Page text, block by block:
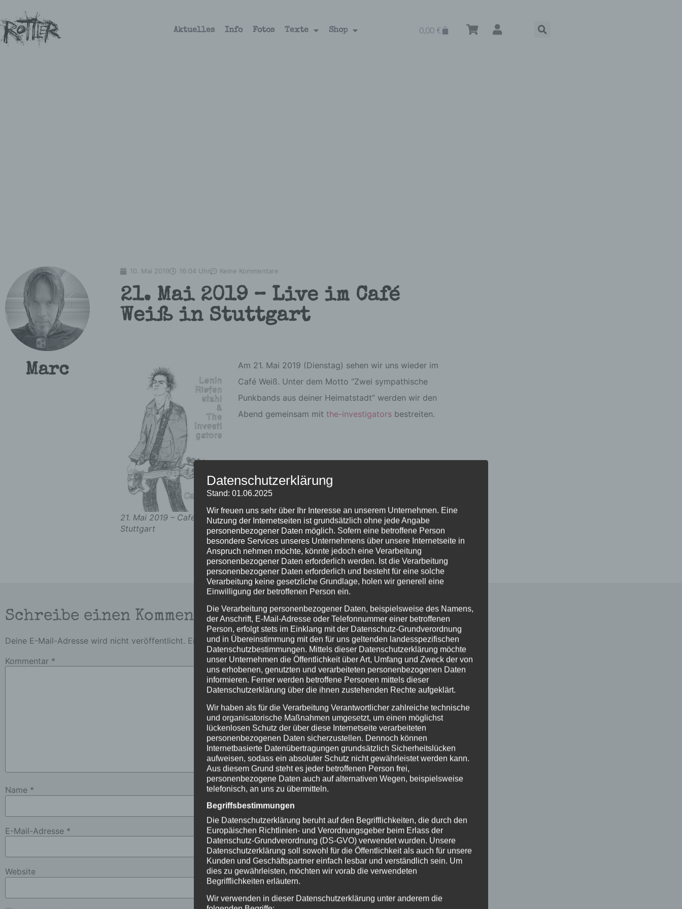
Aktuelles Info Fotos Texte Shop 0,00 €
Marc
10. Mai 2019 16:04 Uhr Keine Kommentare
21. Mai 2019 – Live im Café
Weiß in Stuttgart
21. Mai 2019 – Café Weiß,
Stuttgart
Am 21. Mai 2019 (Dienstag) sehen wir uns wieder im
Café Weiß. Unter dem Motto “Zwei sympathische
Punkbands aus deiner Heimatstadt” werden wir den
Abend gemeinsam mit the-investigators bestreiten.
Schreibe einen Kommentar
Deine E-Mail-Adresse wird nicht veröffentlicht. Erforderliche Felder sind mit*markiert
Kommentar *
Name *
E-Mail-Adresse *
Website
Datenschutzerklärung
Stand: 01.06.2025
Wir freuen uns sehr über Ihr Interesse an unserem Unternehmen. Eine
Nutzung der Internetseiten ist grundsätzlich ohne jede Angabe
personenbezogener Daten möglich. Sofern eine betroffene Person
besondere Services unseres Unternehmens über unsere Internetseite in
Anspruch nehmen möchte, könnte jedoch eine Verarbeitung
personenbezogener Daten erforderlich werden. Ist die Verarbeitung
personenbezogener Daten erforderlich und besteht für eine solche
Verarbeitung keine gesetzliche Grundlage, holen wir generell eine
Einwilligung der betroffenen Person ein.
Die Verarbeitung personenbezogener Daten, beispielsweise des Namens,
der Anschrift, E-Mail-Adresse oder Telefonnummer einer betroffenen
Person, erfolgt stets im Einklang mit der Datenschutz-Grundverordnung
und in Übereinstimmung mit den für uns geltenden landesspezifischen
Datenschutzbestimmungen. Mittels dieser Datenschutzerklärung möchte
unser Unternehmen die Öffentlichkeit über Art, Umfang und Zweck der von
uns erhobenen, genutzten und verarbeiteten personenbezogenen Daten
informieren. Ferner werden betroffene Personen mittels dieser
Datenschutzerklärung über die ihnen zustehenden Rechte aufgeklärt.
Wir haben als für die Verarbeitung Verantwortlicher zahlreiche technische
und organisatorische Maßnahmen umgesetzt, um einen möglichst
lückenlosen Schutz der über diese Internetseite verarbeiteten
personenbezogenen Daten sicherzustellen. Dennoch können
Internetbasierte Datenübertragungen grundsätzlich Sicherheitslücken
aufweisen, sodass ein absoluter Schutz nicht gewährleistet werden kann.
Aus diesem Grund steht es jeder betroffenen Person frei,
personenbezogene Daten auch auf alternativen Wegen, beispielsweise
telefonisch, an uns zu übermitteln.
Begriffsbestimmungen
Die Datenschutzerklärung beruht auf den Begrifflichkeiten, die durch den
Europäischen Richtlinien- und Verordnungsgeber beim Erlass der
Datenschutz-Grundverordnung (DS-GVO) verwendet wurden. Unsere
Datenschutzerklärung soll sowohl für die Öffentlichkeit als auch für unsere
Kunden und Geschäftspartner einfach lesbar und verständlich sein. Um
dies zu gewährleisten, möchten wir vorab die verwendeten
Begrifflichkeiten erläutern.
Wir verwenden in dieser Datenschutzerklärung unter anderem die